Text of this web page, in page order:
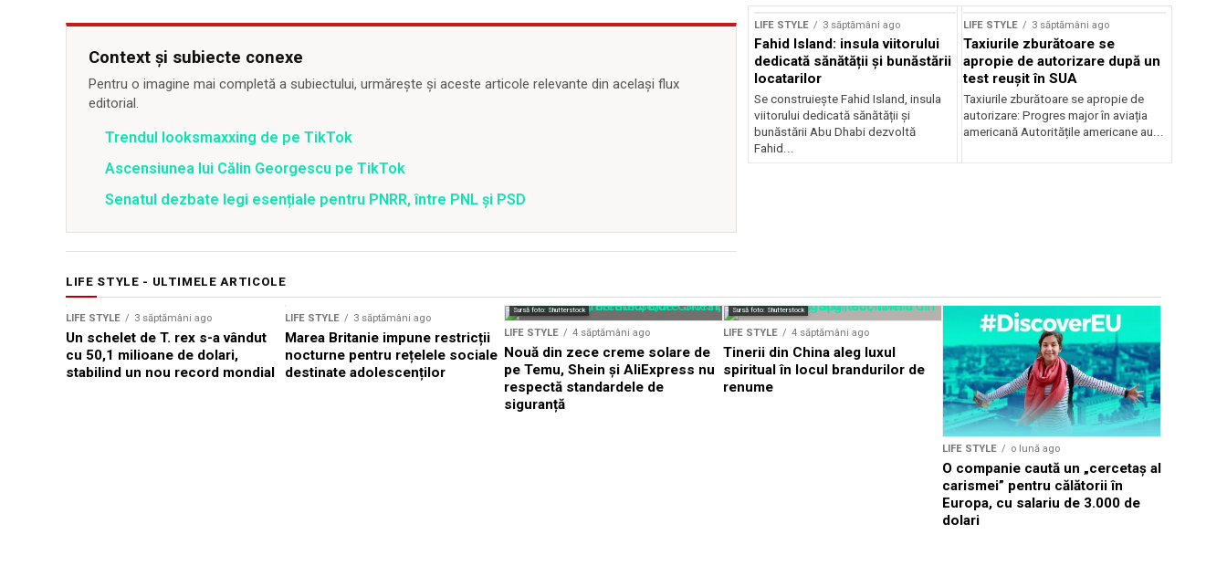
Context și subiecte conexe
Pentru o imagine mai completă a subiectului, urmărește și aceste articole relevante din același flux
editorial.
Trendul looksmaxxing de pe TikTok
Ascensiunea lui Călin Georgescu pe TikTok
Senatul dezbate legi esențiale pentru PNRR, între PNL și PSD
LIFE STYLE 3 săptămâni ago
Fahid Island: insula viitorului
dedicată sănătății și bunăstării
locatarilor
Se construiește Fahid Island, insula
viitorului dedicată sănătății și
bunăstării Abu Dhabi dezvoltă
Fahid...
LIFE STYLE 3 săptămâni ago
Taxiurile zburătoare se
apropie de autorizare după un
test reușit în SUA
Taxiurile zburătoare se apropie de
autorizare: Progres major în aviația
americană Autoritățile americane au...
LIFE STYLE - ULTIMELE ARTICOLE
LIFE STYLE 3 săptămâni ago
Un schelet de T. rex s-a vândut
cu 50,1 milioane de dolari,
stabilind un nou record mondial
Sursă foto: Shutterstock
LIFE STYLE 3 săptămâni ago
Marea Britanie impune restricții
nocturne pentru rețelele sociale
destinate adolescenților
Sursă foto: Shutterstock
LIFE STYLE 4 săptămâni ago
Nouă din zece creme solare de
pe Temu, Shein și AliExpress nu
respectă standardele de
siguranță
Sursă foto: Shutterstock
LIFE STYLE 4 săptămâni ago
Tinerii din China aleg luxul
spiritual în locul brandurilor de
renume
LIFE STYLE o lună ago
O companie caută un „cercetaș al
carismei” pentru călătorii în
Europa, cu salariu de 3.000 de
dolari